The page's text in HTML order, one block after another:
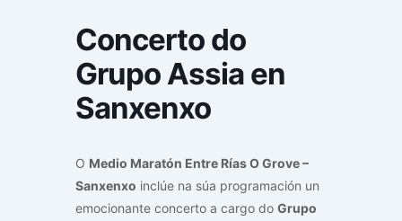
Concerto do
Grupo Assia en
Sanxenxo
O Medio Maratón Entre Rías O Grove –
Sanxenxo inclúe na súa programación un
emocionante concerto a cargo do Grupo